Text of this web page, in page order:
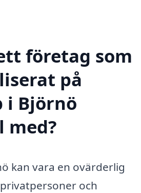
företag som
på
i Björnö
kan vara en ovärderlig
och